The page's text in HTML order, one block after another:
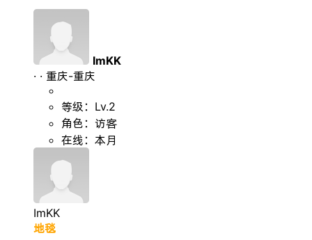
ImKK
· · 重庆-重庆
等级：Lv.2
角色：访客
在线：本月
ImKK
地毯